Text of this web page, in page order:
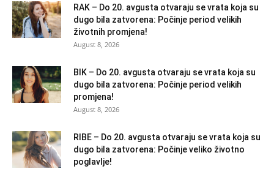
RAK – Do 20. avgusta otvaraju se vrata koja su
dugo bila zatvorena: Počinje period velikih
životnih promjena!
August 8, 2026
BIK – Do 20. avgusta otvaraju se vrata koja su
dugo bila zatvorena: Počinje period velikih
promjena!
August 8, 2026
RIBE – Do 20. avgusta otvaraju se vrata koja su
dugo bila zatvorena: Počinje veliko životno
poglavlje!